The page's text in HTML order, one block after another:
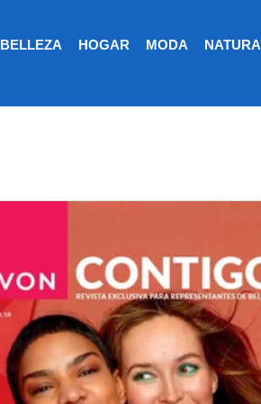
BELLEZA HOGAR MODA NATURA